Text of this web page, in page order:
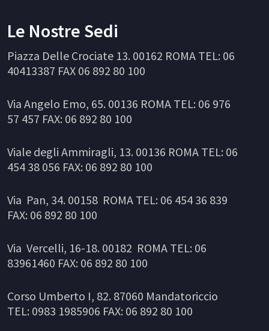
Le Nostre Sedi
Piazza Delle Crociate 13. 00162 ROMA TEL: 06
40413387 FAX 06 892 80 100
Via Angelo Emo, 65. 00136 ROMA TEL: 06 976
57 457 FAX: 06 892 80 100
Viale degli Ammiragli, 13. 00136 ROMA TEL: 06
454 38 056 FAX: 06 892 80 100
Via Pan, 34. 00158 ROMA TEL: 06 454 36 839
FAX: 06 892 80 100
Via Vercelli, 16-18. 00182 ROMA TEL: 06
83961460 FAX: 06 892 80 100
Corso Umberto I, 82. 87060 Mandatoriccio
TEL: 0983 1985906 FAX: 06 892 80 100